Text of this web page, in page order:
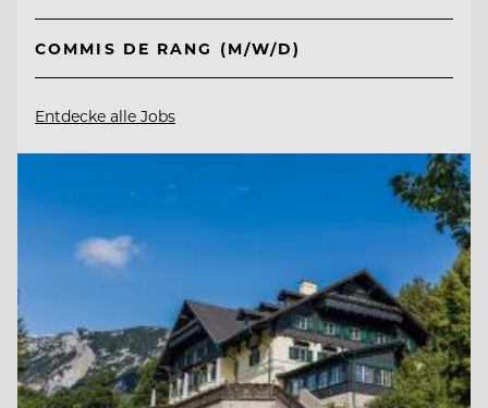
COMMIS DE RANG (M/W/D)
Entdecke alle Jobs